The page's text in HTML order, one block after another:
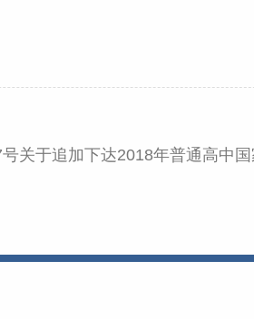
关于追加下达2018年普通高中